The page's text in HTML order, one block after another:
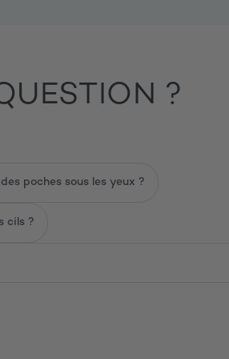
de puissants antioxydants
liant des fibres de
Days, c'est notre protocole
pendant plusieurs mois.
?
poches sous les yeux ?
cils ?